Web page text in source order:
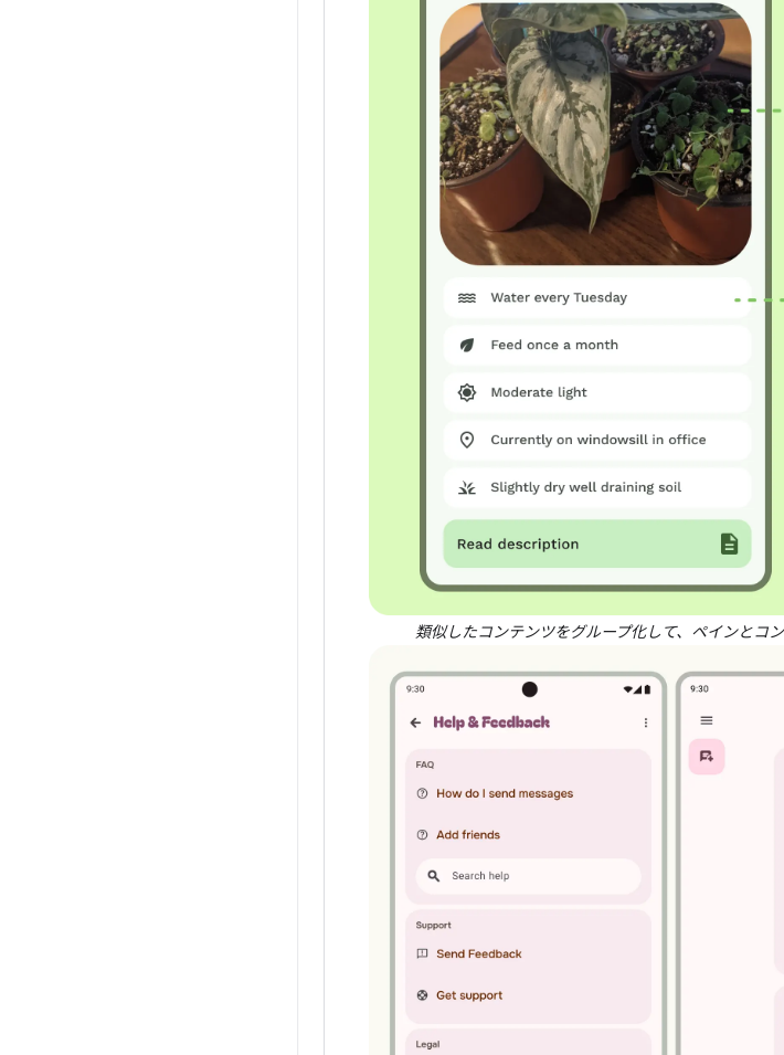
類似したコンテンツをグループ化して、ペインとコ